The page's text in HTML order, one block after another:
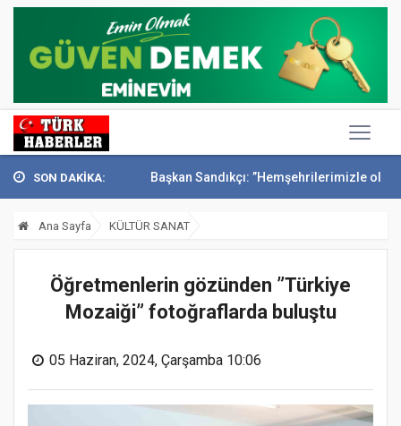
SON DAKİKA:
anıldı Başkan Sandıkçı: ”Hemşehrilerimizle olan güçl...
Ana Sayfa KÜLTÜR SANAT
Öğretmenlerin gözünden ”Türkiye
Mozaiği” fotoğraflarda buluştu
05 Haziran, 2024, Çarşamba 10:06